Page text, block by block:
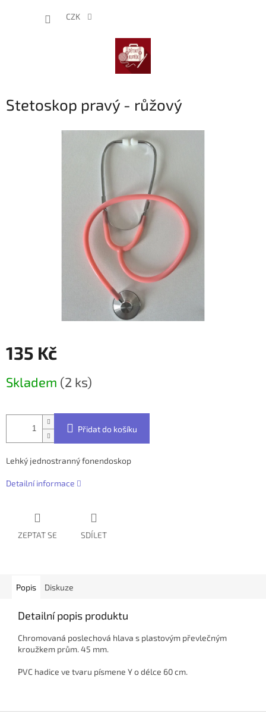
CZK
Stetoskop pravý - růžový
135 Kč
cena:
Skladem (2 ks)
Přidat do košíku
Lehký jednostranný fonendoskop
Detailní informace
ZEPTAT SE SDÍLET
Popis Diskuze
Detailní popis produktu
Chromovaná poslechová hlava s plastovým převlečným
kroužkem prům. 45 mm.
PVC hadice ve tvaru písmene Y o délce 60 cm.